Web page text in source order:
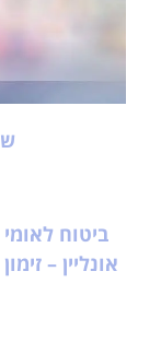
ביטוח
אונליין –